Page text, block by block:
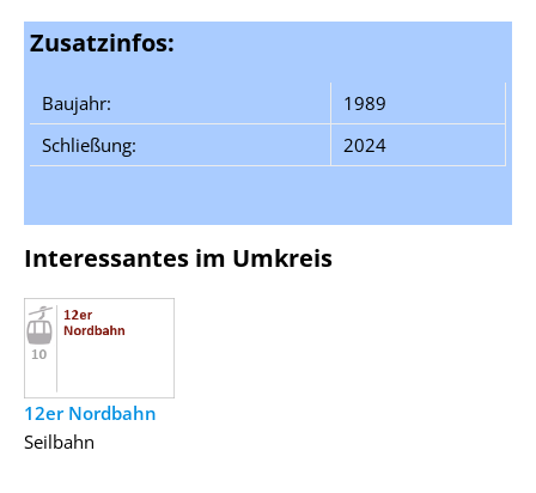
Zusatzinfos:
Baujahr:
1989
Schließung:
2024
Interessantes im Umkreis
12er Nordbahn
Seilbahn